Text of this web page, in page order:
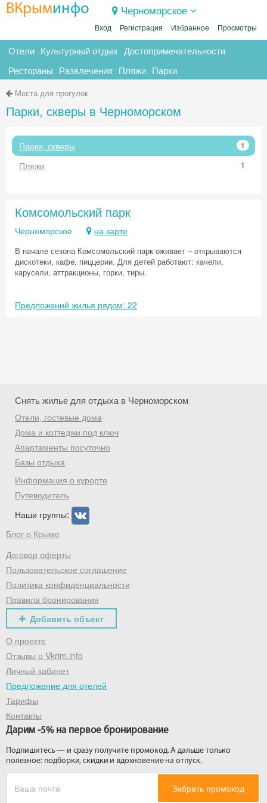
ВКрыминфо Черноморское
Вход Регистрация Избранное Просмотры
Отели Культурный отдых Достопримечательности
Рестораны Развлечения Пляжи Парки
Места для прогулок
Парки, скверы в Черноморском
Парки, скверы 1
Пляжи 1
Комсомольский парк
Черноморское на карте
В начале сезона Комсомольский парк оживает – открываются
дискотеки, кафе, пиццерии. Для детей работают: качели,
карусели, аттракционы, горки, тиры.
Предложений жилья рядом: 22
Снять жилье для отдыха в Черноморском
Отели, гостевые дома
Дома и коттеджи под ключ
Апартаменты посуточно
Базы отдыха
Информация о курорте
Путеводитель
Наши группы:
Блог о Крыме
Договор оферты
Пользовательское соглашение
Политика конфиденциальности
Правила бронирования
Добавить объект
О проекте
Отзывы о Vkrim.info
Личный кабинет
Предложение для отелей
Тарифы
Контакты
Дарим -5% на первое бронирование
Подпишитесь — и сразу получите промокод. А дальше только
полезное: подборки, скидки и вдохновение на отпуск.
Забрать промокод
Скидка −5%
Хочешь дешевле? Оставь почту и получи
промокод на первое бронирование!